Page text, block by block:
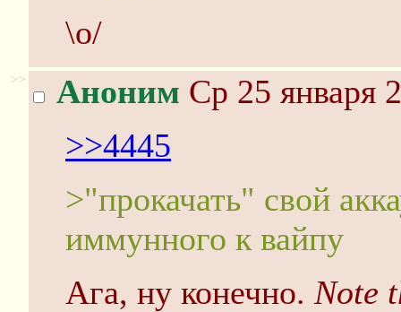
\o/
>> Аноним Ср 25 января
>>4445
>"прокачать" свой
иммунного к вайпу
Ага, ну конечно. Note